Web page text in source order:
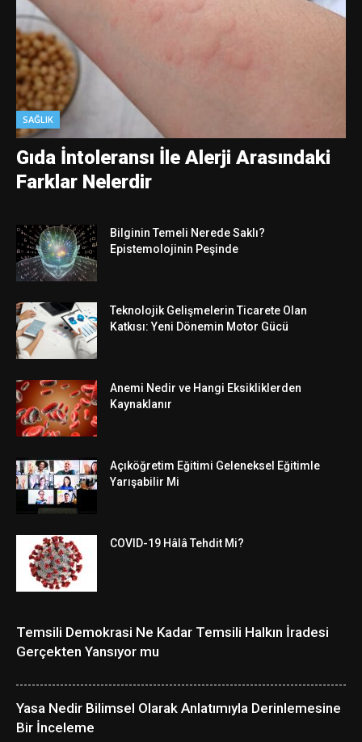
SAĞLIK
Gıda İntoleransı İle Alerji Arasındaki
Farklar Nelerdir
Bilginin Temeli Nerede Saklı?
Epistemolojinin Peşinde
Teknolojik Gelişmelerin Ticarete Olan
Katkısı: Yeni Dönemin Motor Gücü
Anemi Nedir ve Hangi Eksikliklerden
Kaynaklanır
Açıköğretim Eğitimi Geleneksel Eğitimle
Yarışabilir Mi
COVID-19 Hâlâ Tehdit Mi?
Temsili Demokrasi Ne Kadar Temsili Halkın İradesi
Gerçekten Yansıyor mu
Yasa Nedir Bilimsel Olarak Anlatımıyla Derinlemesine
Bir İnceleme